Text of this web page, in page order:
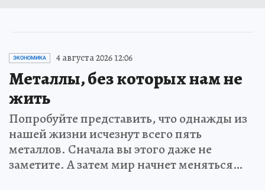
ЭКОНОМИКА 4 августа 2026 12:06
Металлы, без которых нам не
жить
Попробуйте представить, что однажды из
нашей жизни исчезнут всего пять
металлов. Сначала вы этого даже не
заметите. А затем мир начнет меняться…